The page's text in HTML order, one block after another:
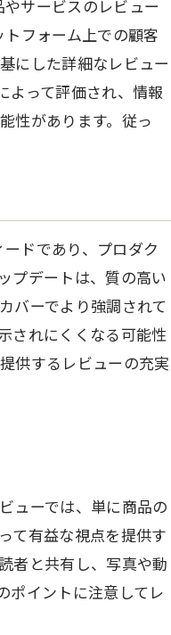
サービスのレビュー
フォーム上での顧客
にした詳細なレビュー
よって評価され、情報
性があります。従っ
ドであり、プロダク
プデートは、質の高い
バーでより強調されて
されにくくなる可能性
供するレビューの充実
ューでは、単に商品の
て有益な視点を提供す
者と共有し、写真や動
ポイントに注意してレ